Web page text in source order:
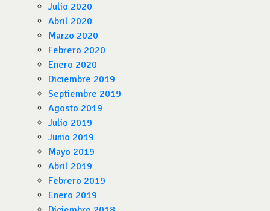
Julio 2020
Abril 2020
Marzo 2020
Febrero 2020
Enero 2020
Diciembre 2019
Septiembre 2019
Agosto 2019
Julio 2019
Junio 2019
Mayo 2019
Abril 2019
Febrero 2019
Enero 2019